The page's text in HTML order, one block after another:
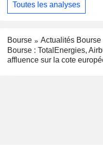
Toutes les analyses
Bourse
Actualités Bourse
Bourse : TotalEnergies,
affluence sur la cote